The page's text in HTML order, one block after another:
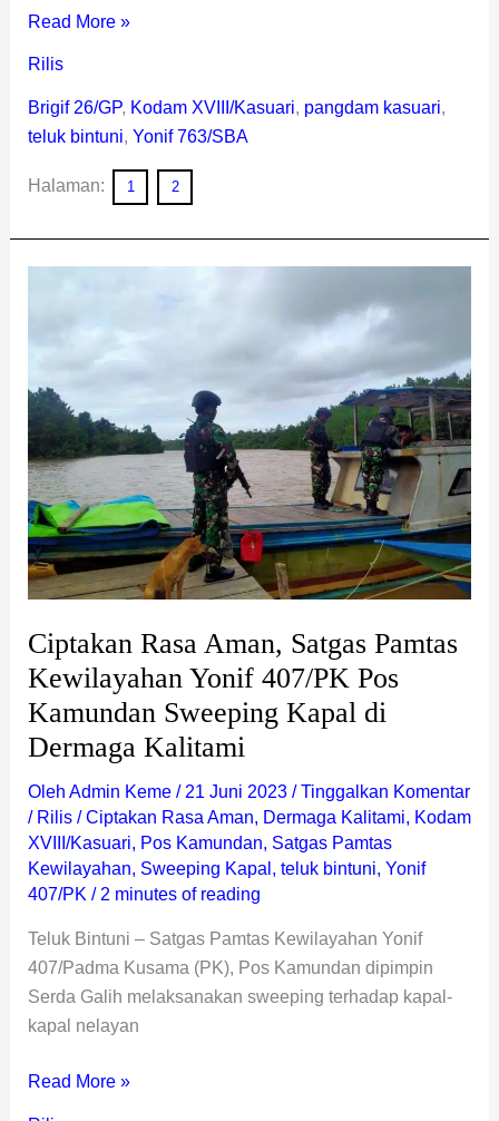
Read More »
Rilis
Brigif 26/GP, Kodam XVIII/Kasuari, pangdam kasuari,
teluk bintuni, Yonif 763/SBA
Halaman: 1 2
Ciptakan Rasa Aman, Satgas Pamtas
Kewilayahan Yonif 407/PK Pos
Kamundan Sweeping Kapal di
Dermaga Kalitami
Oleh Admin Keme / 21 Juni 2023 /Tinggalkan Komentar
/ Rilis/Ciptakan Rasa Aman, Dermaga Kalitami, Kodam
XVIII/Kasuari, Pos Kamundan, Satgas Pamtas
Kewilayahan, Sweeping Kapal , teluk bintuni, Yonif
407/PK / 2 minutes of reading
Teluk Bintuni – Satgas Pamtas Kewilayahan Yonif
407/Padma Kusama (PK), Pos Kamundan dipimpin
Serda Galih melaksanakan sweeping terhadap kapal-
kapal nelayan
Pamtas
Kewilayahan
Yonif
407/PK
Pos
Kamundan
Sweeping
Kapal
Dermaga
Kalitami
Read More »